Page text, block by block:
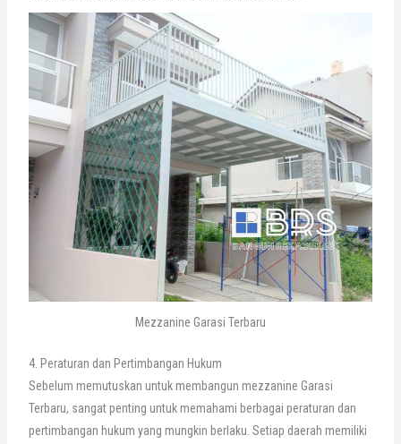
Mezzanine Garasi Terbaru
4. Peraturan dan Pertimbangan Hukum
Sebelum memutuskan untuk membangun mezzanine Garasi
Terbaru, sangat penting untuk memahami berbagai peraturan dan
pertimbangan hukum yang mungkin berlaku. Setiap daerah memiliki